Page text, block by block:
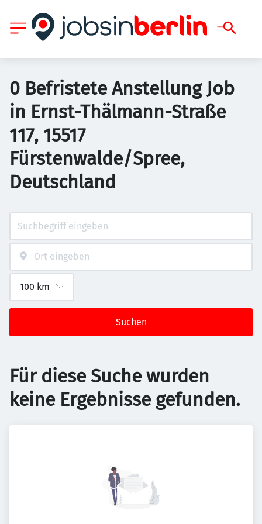
0 Befristete Anstellung Job
in Ernst-Thälmann-Straße
117, 15517
Fürstenwalde/Spree,
Deutschland
Suchen
Für diese Suche wurden
keine Ergebnisse gefunden.